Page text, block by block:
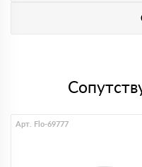
Арт. Flo-69777